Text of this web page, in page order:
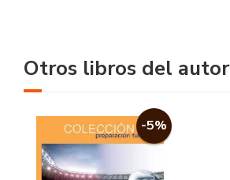
Otros libros del autor
-5%